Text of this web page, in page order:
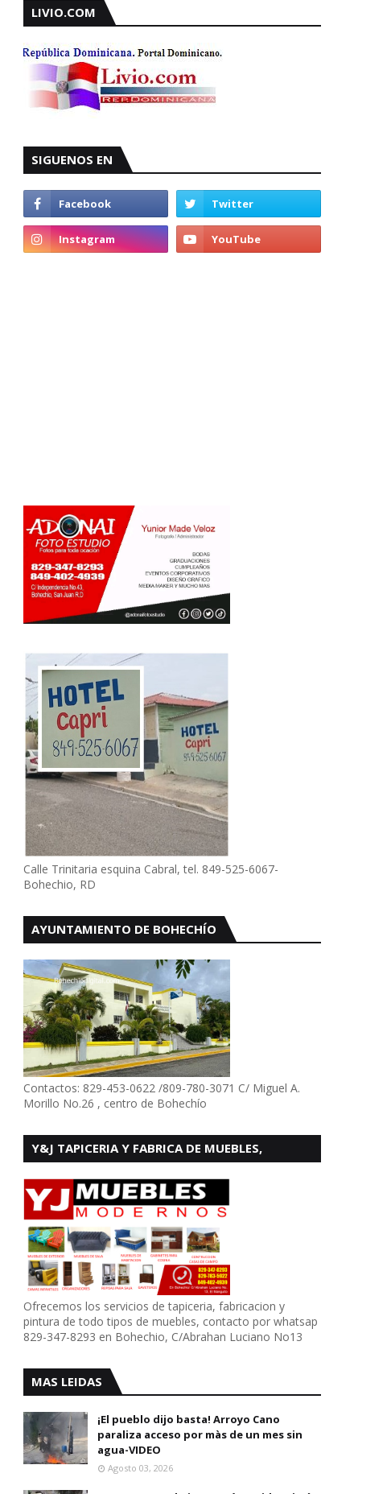
LIVIO.COM
SIGUENOS EN
Calle Trinitaria esquina Cabral, tel. 849-525-6067-
Bohechio, RD
AYUNTAMIENTO DE BOHECHÍO
Contactos: 829-453-0622 /809-780-3071 C/ Miguel A.
Morillo No.26 , centro de Bohechío
Y&J TAPICERIA Y FABRICA DE MUEBLES,
Ofrecemos los servicios de tapiceria, fabricacion y
pintura de todo tipos de muebles, contacto por whatsap
829-347-8293 en Bohechio, C/Abrahan Luciano No13
MAS LEIDAS
¡El pueblo dijo basta! Arroyo Cano
paraliza acceso por màs de un mes sin
agua-VIDEO
Agosto 03, 2026